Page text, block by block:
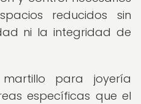
reducidos sin
ni la integridad de
para joyería
específicas que el